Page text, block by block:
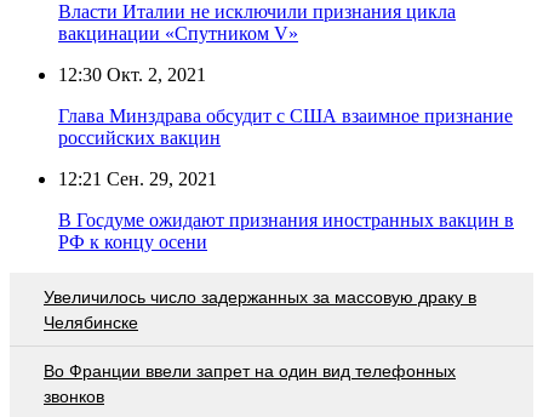
Власти Италии не исключили признания цикла
вакцинации «Спутником V»
12:30 Окт. 2, 2021
Глава Минздрава обсудит с США взаимное признание
российских вакцин
12:21 Сен. 29, 2021
В Госдуме ожидают признания иностранных вакцин в
РФ к концу осени
Увеличилось число задержанных за массовую драку в
Челябинске
Во Франции ввели запрет на один вид телефонных
звонков